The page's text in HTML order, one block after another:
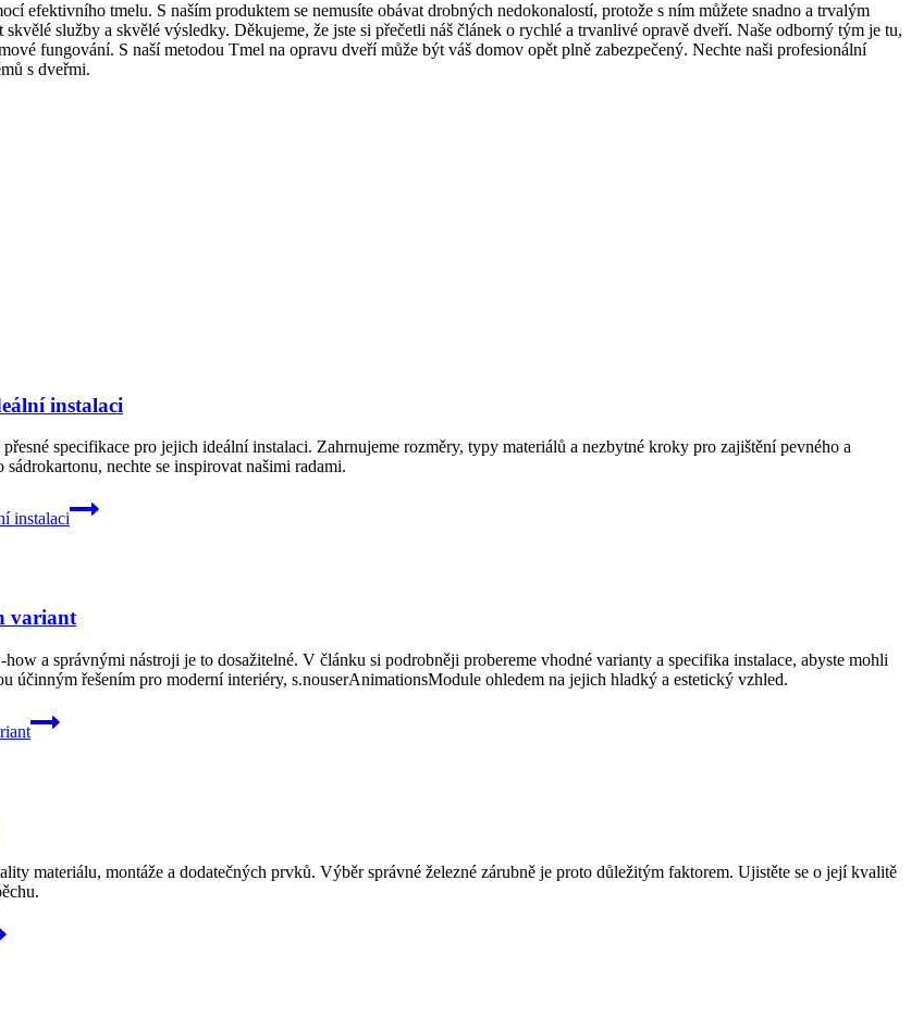
efektivního tmelu. S​ naším produktem se nemusíte obávat drobných⁢ nedokonalostí, protože s⁤ ním můžete snadno a trvalým
služby a skvělé výsledky. Děkujeme, že jste si přečetli náš článek o rychlé a trvanlivé opravě dveří. Naše odborný⁤ tým je tu,⁢
fungování. S⁤ naší metodou Tmel na opravu dveří může‍ být⁣ váš domov opět plně zabezpečený. Nechte naši profesionální
‍s dveřmi.
instalaci
specifikace pro jejich ideální instalaci. Zahrnujeme rozměry, typy materiálů a nezbytné kroky pro zajištění pevného a
nechte se inspirovat našimi radami.
instalaci
variant
a správnými nástroji je to dosažitelné. V článku si podrobněji probereme vhodné varianty a specifika instalace, abyste mohli
účinným řešením pro moderní interiéry, s.nouserAnimationsModule ohledem na jejich hladký a estetický vzhled.
materiálu, montáže a dodatečných prvků. Výběr správné železné zárubně je proto důležitým faktorem. Ujistěte se o její kvalitě